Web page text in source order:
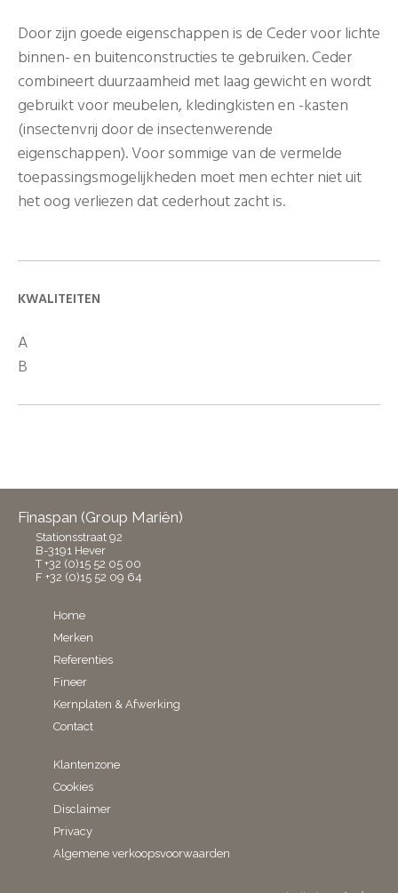
Door zijn goede eigenschappen is de Ceder voor lichte
binnen- en buitenconstructies te gebruiken. Ceder
combineert duurzaamheid met laag gewicht en wordt
gebruikt voor meubelen, kledingkisten en -kasten
(insectenvrij door de insectenwerende
eigenschappen). Voor sommige van de vermelde
toepassingsmogelijkheden moet men echter niet uit
het oog verliezen dat cederhout zacht is.
KWALITEITEN
A
B
Finaspan (Group Mariën)
Stationsstraat 92
B-3191 Hever
T +32 (0)15 52 05 00
F +32 (0)15 52 09 64
Home
Merken
Referenties
Fineer
Kernplaten & Afwerking
Contact
Klantenzone
Cookies
Disclaimer
Privacy
Algemene verkoopsvoorwaarden